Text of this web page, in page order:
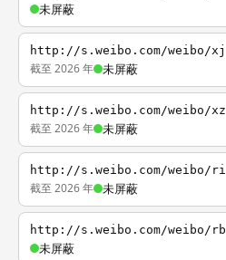
未屏蔽
http://s.weibo.com/weibo/xj
截至 2026 年 未屏蔽
http://s.weibo.com/weibo/xz
截至 2026 年 未屏蔽
http://s.weibo.com/weibo/ri
截至 2026 年 未屏蔽
http://s.weibo.com/weibo/rb
未屏蔽